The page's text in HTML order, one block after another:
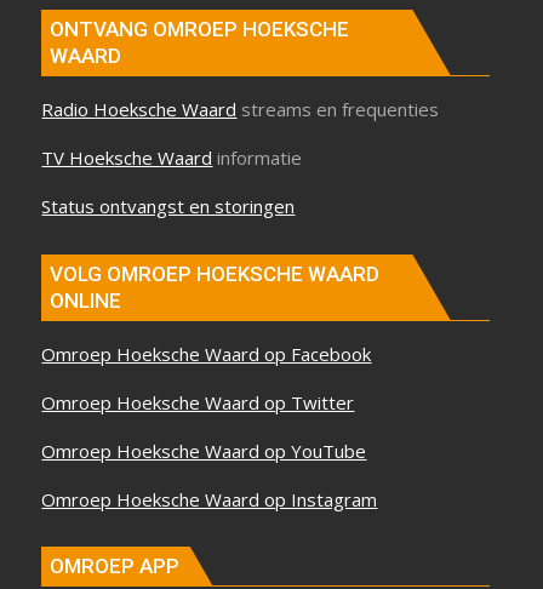
ONTVANG OMROEP HOEKSCHE
WAARD
Radio Hoeksche Waard streams en frequenties
TV Hoeksche Waard informatie
Status ontvangst en storingen
VOLG OMROEP HOEKSCHE WAARD
ONLINE
Omroep Hoeksche Waard op Facebook
Omroep Hoeksche Waard op Twitter
Omroep Hoeksche Waard op YouTube
Omroep Hoeksche Waard op Instagram
OMROEP APP